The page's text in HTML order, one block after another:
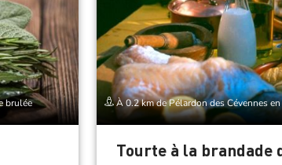
brulée À 0.2 km de Pélardon des Cévennes
Tourte à la brandade